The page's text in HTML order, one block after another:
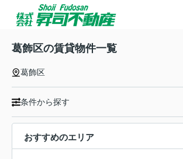
葛飾区の賃貸物件一覧
葛飾区
条件から探す
おすすめのエリア